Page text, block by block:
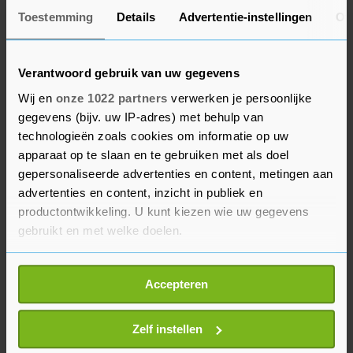
Toestemming Details Advertentie-instellingen
Verantwoord gebruik van uw gegevens
Wij en onze 1022 partners verwerken je persoonlijke
gegevens (bijv. uw IP-adres) met behulp van
technologieën zoals cookies om informatie op uw
apparaat op te slaan en te gebruiken met als doel
gepersonaliseerde advertenties en content, metingen aan
advertenties en content, inzicht in publiek en
productontwikkeling. U kunt kiezen wie uw gegevens
gebruikt en met welke doelen.
Als u het toestaat, willen we ook graag:
Informatie verzamelen over uw geografische
locatie, die tot een paar meter nauwkeurig kan zijn
Uw apparaat identificeren door het actief te
scannen op specifieke eigenschappen (fingerprinting)
Accepteren
Zelf instellen
Biden onderstreepte nog eens de gematigde
koers die hij wil gaan varen door te zeggen dat
"We kunnen niet doorgaan met deze schadelijke
politieke discussie. Het moet stoppen", aldus de
aankomende president.
Biden heeft zijn keuzes voor onder meer de
ministersposten van Buitenlandse Zaken
(Anthony Blinken), Financiën (Janet Yellen) en
Binnenlandse Veiligheid (Alejandro Mayorkas) al
bekendgemaakt. Hij wil oud-presidentskandidaat
John Kerry voordragen als 'klimaatpaus' en Avril
Haines als inlichtingenchef.